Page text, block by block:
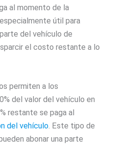
al momento de la
útil para
del vehículo de
el costo restante a lo
permiten a los
del valor del vehículo en
restante se paga al
del vehículo. Este tipo de
abonar una parte